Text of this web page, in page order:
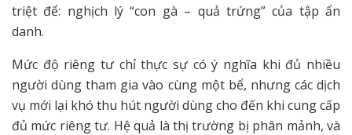
triệt để: nghịch lý “con gà – quả trứng” của tập ẩn
danh.
Mức độ riêng tư chỉ thực sự có ý nghĩa khi đủ nhiều
người dùng tham gia vào cùng một bể, nhưng các dịch
vụ mới lại khó thu hút người dùng cho đến khi cung cấp
đủ mức riêng tư. Hệ quả là thị trường bị phân mảnh, và